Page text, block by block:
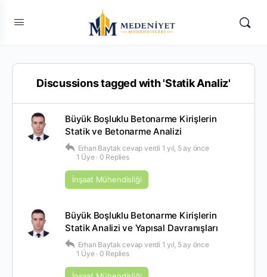
Discussions tagged with 'Statik Analiz'
Büyük Boşluklu Betonarme Kirişlerin
Statik ve Betonarme Analizi
Erhan Baytak cevap verdi 1 yıl, 5 ay önce
1 Üye · 0 Replies
İnşaat Mühendisliği
Büyük Boşluklu Betonarme Kirişlerin
Statik Analizi ve Yapısal Davranışları
Erhan Baytak cevap verdi 1 yıl, 5 ay önce
1 Üye · 0 Replies